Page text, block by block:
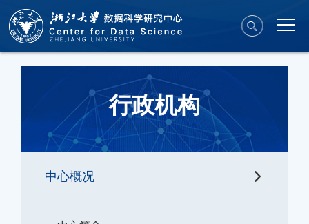
行政机构
中心概况